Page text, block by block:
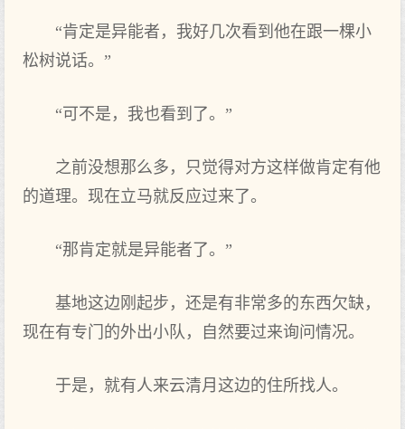
“肯定是异能者，我好几次看到他在跟一棵小
松树说话。”
“可不是，我也看到了。”
之前没想那么多，只觉得对方这样做肯定有他
的道理。现在立马就反应过来了。
“那肯定就是异能者了。”
基地这边刚起步，还是有非常多的东西欠缺，
现在有专门的外出小队，自然要过来询问情况。
于是，就有人来云清月这边的住所找人。